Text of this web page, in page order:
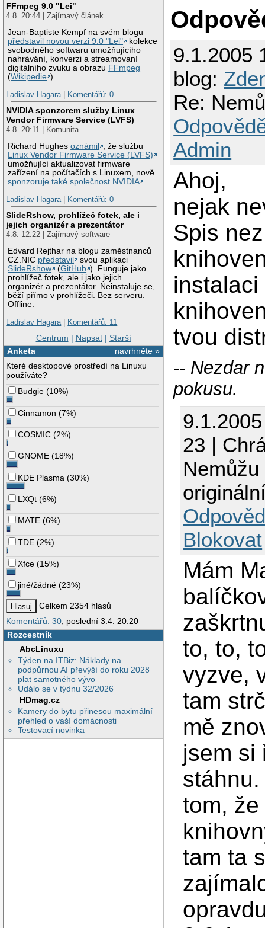
FFmpeg 9.0 "Lei"
4.8. 20:44 | Zajímavý článek
Jean-Baptiste Kempf na svém blogu
představil novou verzi 9.0 "Lei"
kolekce
svobodného softwaru umožňujícího
nahrávání, konverzi a streamovaní
digitálního zvuku a obrazu FFmpeg
(Wikipedie ).
Ladislav Hagara| Komentářů: 0
NVIDIA sponzorem služby Linux
Vendor Firmware Service (LVFS)
4.8. 20:11 | Komunita
Richard Hughesoznámil
, že službu
Linux Vendor Firmware Service (LVFS)
umožňující aktualizovat firmware
zařízení na počítačích s Linuxem, nově
sponzoruje také společnost NVIDIA .
Ladislav Hagara| Komentářů: 0
SlideRshow, prohlížeč fotek, ale i
jejich organizér a prezentátor
4.8. 12:22 | Zajímavý software
Edvard Rejthar na blogu zaměstnanců
CZ.NIC představil
svou aplikaci
SlideRshow
(GitHub ). Funguje jako
prohlížeč fotek, ale i jako jejich
organizér a prezentátor. Neinstaluje se,
běží přímo v prohlížeči. Bez serveru.
Offline.
Ladislav Hagara| Komentářů: 11
Centrum | Napsat| Starší
navrhněte »
Anketa
Které desktopové prostředí na Linuxu
používáte?
Budgie (10%)
Cinnamon (7%)
COSMIC (2%)
GNOME (18%)
KDE Plasma (30%)
LXQt (6%)
MATE (6%)
TDE (2%)
Xfce (15%)
jiné/žádné (23%)
Celkem 2354 hlasů
Komentářů: 30 , poslední 3.4. 20:20
Rozcestník
AbcLinuxu
Týden na ITBiz: Náklady na
podpůrnou AI převýší do roku 2028
plat samotného vývo
Událo se v týdnu 32/2026
HDmag.cz
Kamery do bytu přinesou maximální
přehled o vaší domácnosti
Testovací novinka
9.1.2005
blog:
Re:
Admin
Ahoj,
nejak
Spis
tvou
-- Nezdar
pokusu.
23 |
Blokovat
Mám
to, to,
vyzve,
tam
mě
jsem si
tom,
tam ta